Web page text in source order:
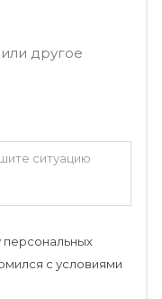
другое
персональных
с условиями